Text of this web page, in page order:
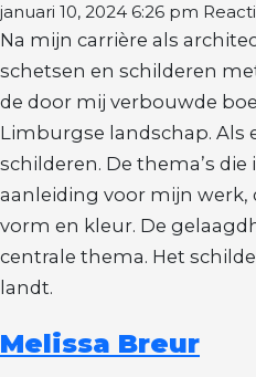
januari 10, 2024 6:26 pm
Na mijn carrière als
schetsen en schilderen
de door mij verbouwde
Limburgse landschap. Als
schilderen. De thema’s
aanleiding voor mijn werk,
vorm en kleur. De
centrale thema. Het
landt.
Melissa Breur